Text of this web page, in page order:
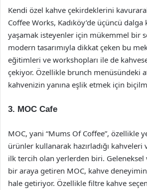
Kendi özel kahve çekirdeklerini
Coffee Works, Kadıköy’de üçüncü
yaşamak isteyenler için mükemmel bir
modern tasarımıyla dikkat çeken bu
eğitimleri ve workshopları ile de
çekiyor. Özellikle brunch menüsündeki
kahvenizin yanına eşlik etmek için
3. MOC Cafe
MOC, yani “Mums Of Coffee”, özellikle
ürünler kullanarak hazırladığı kahveleri
ilk tercih olan yerlerden biri. Geleneksel
bir araya getiren MOC, kahve
hale getiriyor. Özellikle filtre kahve